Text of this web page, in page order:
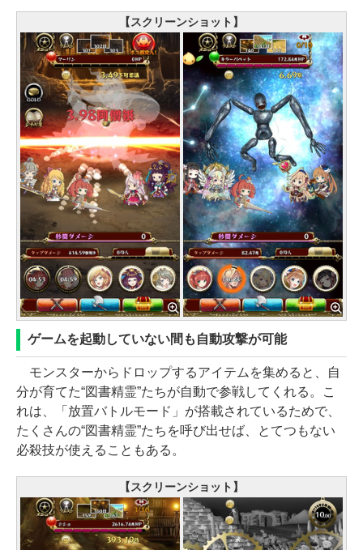
【スクリーンショット】
ゲームを起動していない間も自動攻撃が可能
モンスターからドロップするアイテムを集めると、自
分が育てた“図書精霊”たちが自動で参戦してくれる。こ
れは、「放置バトルモード」が搭載されているためで、
たくさんの“図書精霊”たちを呼び出せば、とてつもない
必殺技が使えることもある。
【スクリーンショット】